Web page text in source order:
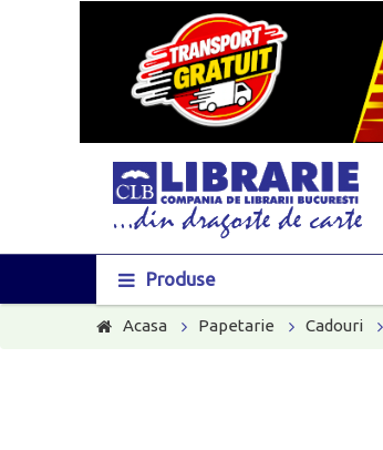
Produse
Acasa Papetarie Cadouri